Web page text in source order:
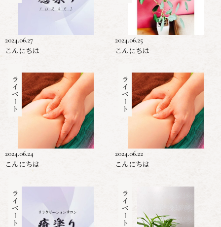
2024.06.27
こんにちは
2024.06.25
こんにちは
プライベート
2024.06.24
こんにちは
プライベート
2024.06.22
こんにちは
プライベート プライベート